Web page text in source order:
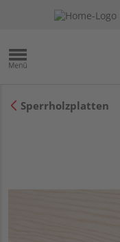
Sperrholzplatten